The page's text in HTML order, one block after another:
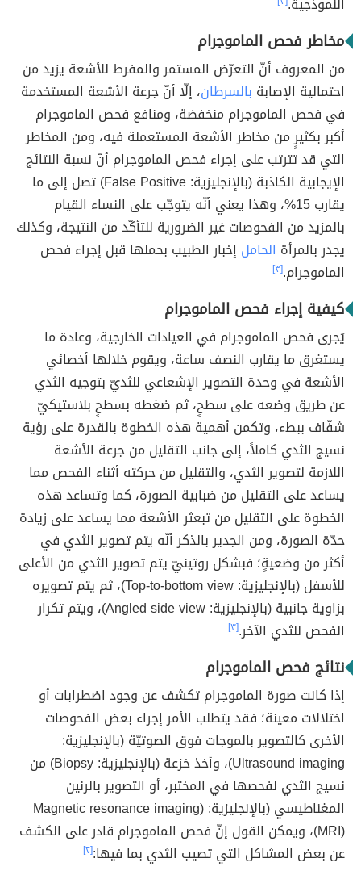
مخاطر فحص الماموجرام
من المعروف أنّ التعرّض المستمر والمفرط للأشعة يزيد من
احتمالية الإصابة بالسرطان، إلّا أنّ جرعة الأشعة المستخدمة
في فحص الماموجرام منخفضة، ومنافع فحص الماموجرام
أكبر بكثيرٍ من مخاطر الأشعة المستعملة فيه، ومن المخاطر
التي قد تترتب على إجراء فحص الماموجرام أنّ نسبة النتائج
الإيجابية الكاذبة (بالإنجليزية: False Positive) تصل إلى ما
يقارب 15%، وهذا يعني أنّه يتوجّب على النساء القيام
بالمزيد من الفحوصات غير الضرورية للتأكّد من النتيجة، وكذلك
يجدر بالمرأة الحامل إخبار الطبيب بحملها قبل إجراء فحص
الماموجرام.[٣]
كيفية إجراء فحص الماموجرام
يُجرى فحص الماموجرام في العيادات الخارجية، وعادة ما
يستغرق ما يقارب النصف ساعة، ويقوم خلالها أخصائي
الأشعة في وحدة التصوير الإشعاعي للثديّ بتوجيه الثدي
عن طريق وضعه على سطحٍ، ثم ضغطه بسطحٍ بلاستيكيّ
شفّاف ببطء، وتكمن أهمية هذه الخطوة بالقدرة على رؤية
نسيج الثدي كاملاً، إلى جانب التقليل من جرعة الأشعة
اللازمة لتصوير الثدي، والتقليل من حركته أثناء الفحص مما
يساعد على التقليل من ضبابية الصورة، كما وتساعد هذه
الخطوة على التقليل من تبعثر الأشعة مما يساعد على زيادة
حدّة الصورة، ومن الجدير بالذكر أنّه يتم تصوير الثدي في
أكثر من وضعيةٍ؛ فبشكل روتينيّ يتم تصوير الثدي من الأعلى
للأسفل (بالإنجليزية: Top-to-bottom view)، ثم يتم تصويره
بزاوية جانبية (بالإنجليزية: Angled side view)، ويتم تكرار
الفحص للثدي الآخر.[٣]
نتائج فحص الماموجرام
إذا كانت صورة الماموجرام تكشف عن وجود اضطرابات أو
اختلالات معينة؛ فقد يتطلب الأمر إجراء بعض الفحوصات
الأخرى كالتصوير بالموجات فوق الصوتيّة (بالإنجليزية:
Ultrasound imaging)، وأخذ خزعة (بالإنجليزية: Biopsy) من
نسيج الثدي لفحصها في المختبر، أو التصوير بالرنين
المغناطيسي (بالإنجليزية: (Magnetic resonance imaging
(MRI)، ويمكن القول إنّ فحص الماموجرام قادر على الكشف
عن بعض المشاكل التي تصيب الثدي بما فيها:[٢]